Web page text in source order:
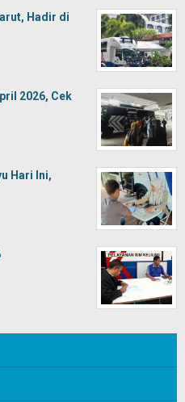
Hadir di
2026, Cek
Hari Ini,